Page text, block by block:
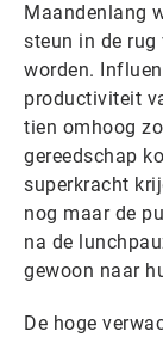
Maandenlang
steun in de
worden.
productiviteit
tien omhoog
gereedschap
superkracht
nog maar de
na de
gewoon naar
De hoge